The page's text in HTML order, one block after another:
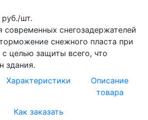
шт.
современных снегозадержателей
снежного пласта при
целью защиты всего, что
здания.
Характеристики
Описание
товара
Как заказать